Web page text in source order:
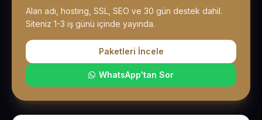
Alan adı, hosting, SSL, SEO ve 30 gün destek dahil.
Siteniz 1-3 iş günü içinde yayında.
Paketleri İncele
WhatsApp'tan Sor